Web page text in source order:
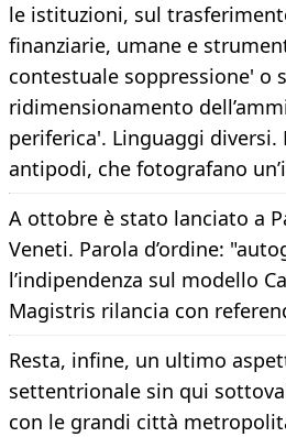
le istituzioni, sul
finanziarie, umane e
contestuale soppressione' o
ridimensionamento
periferica'. Linguaggi
antipodi, che fotografano
A ottobre è stato lanciato a
Veneti. Parola d’ordine:
l’indipendenza sul modello
Magistris rilancia con
Resta, infine, un ultimo
settentrionale sin qui
con le grandi città